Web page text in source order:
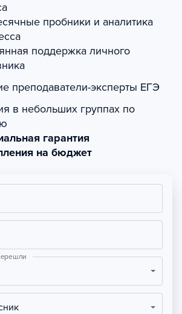
пробники и аналитика
поддержка личного
преподаватели-эксперты ЕГЭ
в небольших группах по
гарантия
на бюджет